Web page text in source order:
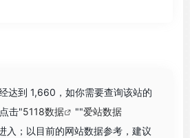
达到 1,660，如你需要查询该站的
击"5118数据 ""爱站数据
入；以目前的网站数据参考，建议